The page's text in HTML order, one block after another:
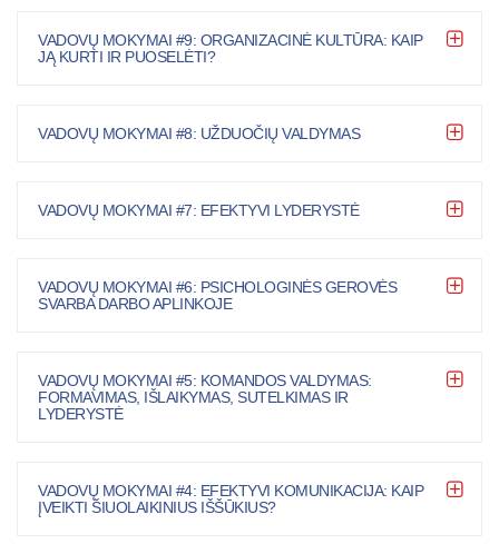
VADOVŲ MOKYMAI #9: ORGANIZACINĖ KULTŪRA: KAIP
JĄ KURTI IR PUOSELĖTI?
VADOVŲ MOKYMAI #8: UŽDUOČIŲ VALDYMAS
VADOVŲ MOKYMAI #7: EFEKTYVI LYDERYSTĖ
VADOVŲ MOKYMAI #6: PSICHOLOGINĖS GEROVĖS
SVARBA DARBO APLINKOJE
VADOVŲ MOKYMAI #5: KOMANDOS VALDYMAS:
FORMAVIMAS, IŠLAIKYMAS, SUTELKIMAS IR
LYDERYSTĖ
VADOVŲ MOKYMAI #4: EFEKTYVI KOMUNIKACIJA: KAIP
ĮVEIKTI ŠIUOLAIKINIUS IŠŠŪKIUS?